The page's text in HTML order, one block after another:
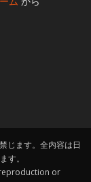
じます。全内容は日
す。
or